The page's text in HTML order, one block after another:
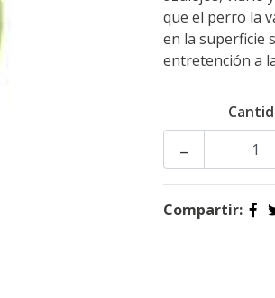
que el perro la
en la superficie
entretención a
-
Compartir: